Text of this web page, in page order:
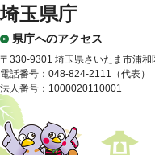
埼玉県庁
県庁へのアクセス
〒330-9301 埼玉県さいたま市浦
電話番号：048-824-2111（代表）
法人番号：1000020110001